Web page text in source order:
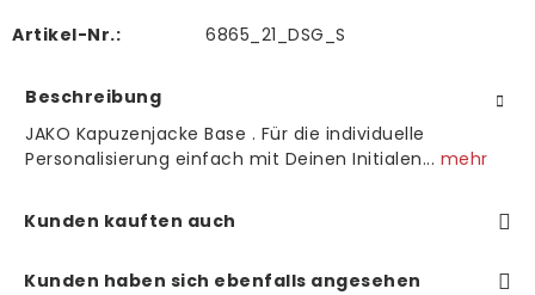
Artikel-Nr.: 6865_21_DSG_S
Beschreibung
JAKO Kapuzenjacke Base . Für die individuelle
Personalisierung einfach mit Deinen Initialen... mehr
Kunden kauften auch
Kunden haben sich ebenfalls angesehen